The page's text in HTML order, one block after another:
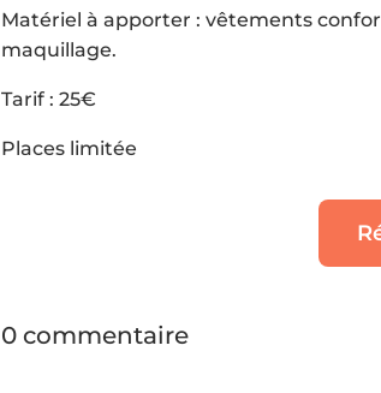
Matériel à apporter : vêtements
maquillage.
Tarif : 25€
Places limitée
0 commentaire